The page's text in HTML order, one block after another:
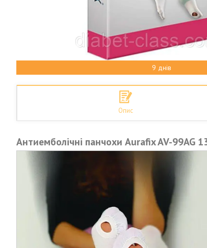
9 днів
Опис
Антиемболічні панчохи Aurafix AV-99AG